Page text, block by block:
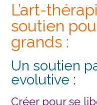
L’art-
soutien
grands :
Un soutien
evolutive :
Créer pour se